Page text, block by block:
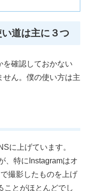
道は主に３つ
を確認しておかない
せん。僕の使い方は主
に上げています。
、特にInstagramはオ
撮影したものを上げ
ことがほとんどでし